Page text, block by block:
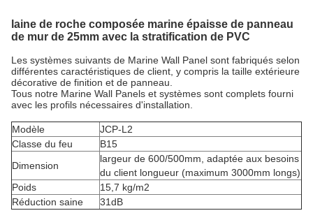
laine de roche composée marine épaisse de panneau
de mur de 25mm avec la stratification de PVC
Les systèmes suivants de Marine Wall Panel sont fabriqués selon
différentes caractéristiques de client, y compris la taille extérieure
décorative de finition et de panneau.
Tous notre Marine Wall Panels et systèmes sont complets fourni
avec les profils nécessaires d'installation.
Modèle
JCP-L2
Classe du feu
B15
Dimension
largeur de 600/500mm, adaptée aux besoins
du client longueur (maximum 3000mm longs)
Poids
15,7 kg/m2
Réduction saine
31dB